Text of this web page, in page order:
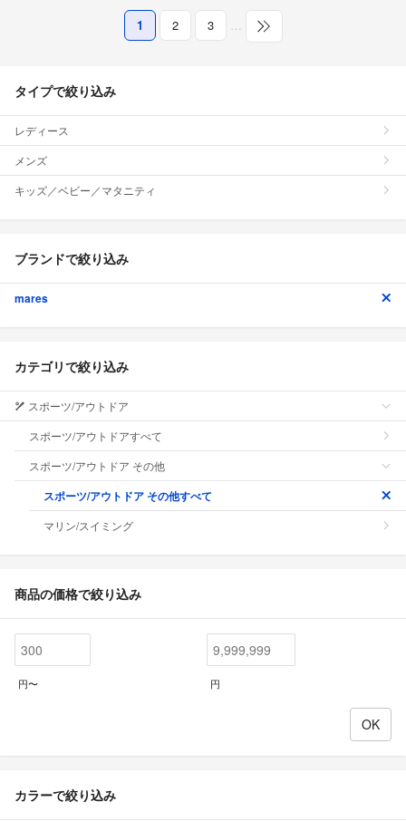
1 2 3 …
タイプで絞り込み
レディース
メンズ
キッズ／ベビー／マタニティ
ブランドで絞り込み
mares
カテゴリで絞り込み
スポーツ/アウトドア
スポーツ/アウトドアすべて
スポーツ/アウトドア その他
スポーツ/アウトドア その他すべて
マリン/スイミング
商品の価格で絞り込み
円〜 円
カラーで絞り込み